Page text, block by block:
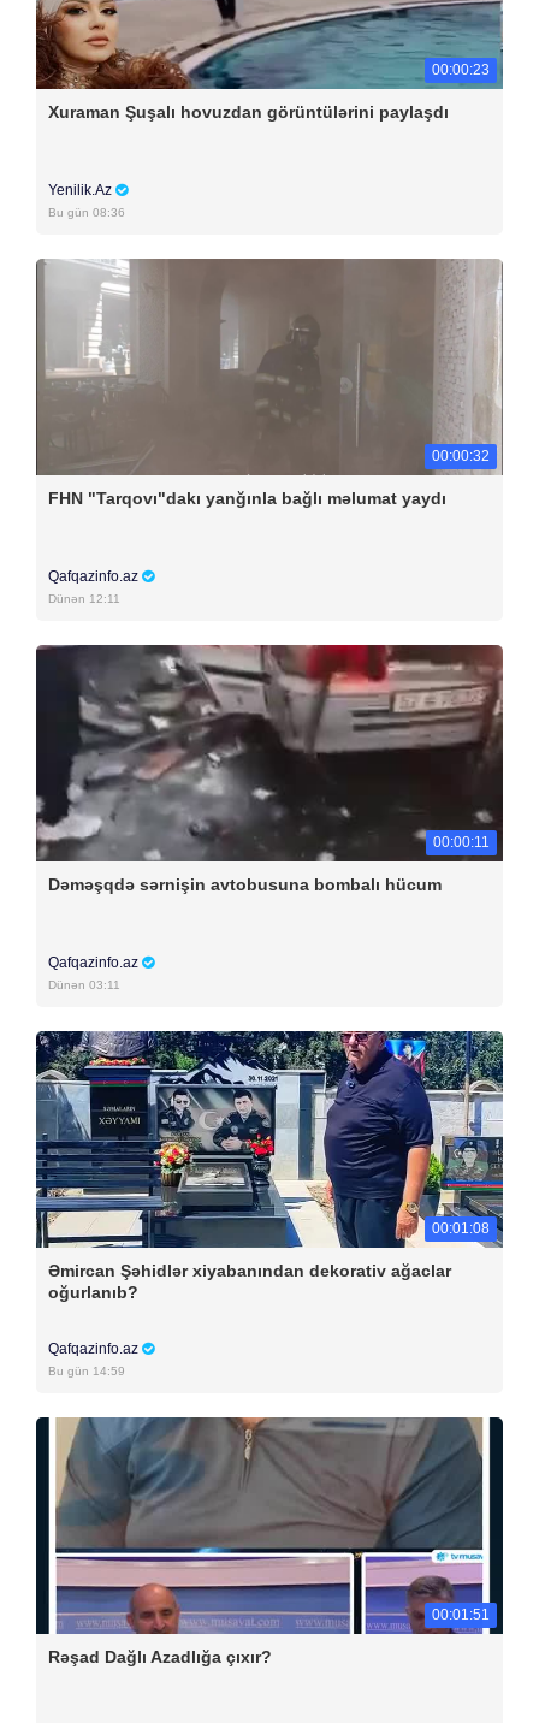
00:00:23
Xuraman Şuşalı hovuzdan görüntülərini paylaşdı
Yenilik.Az
Bu gün 08:36
00:00:32
FHN "Tarqovı"dakı yanğınla bağlı məlumat yaydı
Qafqazinfo.az
Dünən 12:11
00:00:11
Dəməşqdə sərnişin avtobusuna bombalı hücum
Qafqazinfo.az
Dünən 03:11
00:01:08
Əmircan Şəhidlər xiyabanından dekorativ ağaclar
oğurlanıb?
Qafqazinfo.az
Bu gün 14:59
00:01:51
Rəşad Dağlı Azadlığa çıxır?